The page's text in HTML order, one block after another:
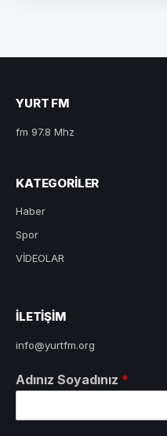
YURT FM
fm 97.8 Mhz
KATEGORILER
Haber
Spor
VİDEOLAR
ILETIŞIM
info@yurtfm.org
Adınız Soyadınız *